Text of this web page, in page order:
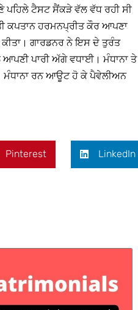
ਪਹਿਲੇ ਟੈਸਟ ਸੈਂਕੜੇ ਵੱਲ ਵੱਧ ਰਹੀ ਸੀ
ਕਪਤਾਨ ਹਰਮਨਪ੍ਰੀਤ ਕੌਰ ਆਪਣਾ
ਗਾਰਡਨਰ ਨੇ ਇਸ ਦੇ ਤੁਰੰਤ
ਆਪਣੀ ਪਾਰੀ ਅੱਗੇ ਵਧਾਈ। ਮੰਧਾਨਾ ਤੇ
ਮੰਧਾਨਾ ਰਨ ਆਊਟ ਹੋ ਕੇ ਪੈਵੇਲੀਅਨ
Pinterest LinkedIn